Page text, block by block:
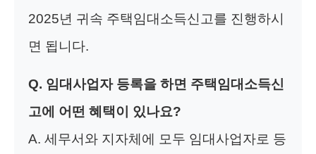
2025년 귀속 주택임대소득신고를 진행하시
면 됩니다.
Q. 임대사업자 등록을 하면 주택임대소득신
고에 어떤 혜택이 있나요?
A. 세무서와 지자체에 모두 임대사업자로 등